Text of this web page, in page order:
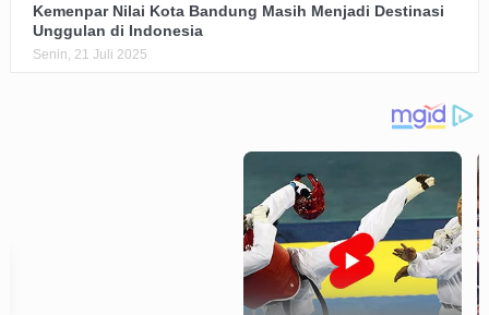
Kemenpar Nilai Kota Bandung Masih Menjadi Destinasi
Unggulan di Indonesia
Senin, 21 Juli 2025